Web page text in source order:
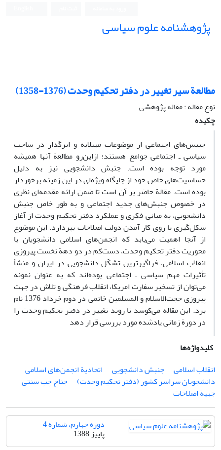
پژوهشنامه علوم سیاسی
مطالعة سیر تغییر در دفتر تحکیم وحدت (1376-1358)
نوع مقاله : مقاله پژوهشی
چکیده
جنبش‌های اجتماعی از موضوعات مبتلابه و اثرگذار در ساحت
سیاسی ـ اجتماعی جوامع هستند؛ ازاین‌رو مطالعة آنها همیشه
مورد توجه بوده است. جنبش دانشجویی نیز به دلیل
حساسیت‌های خاص خود از جایگاه ویژه‌ای در این زمینه برخوردار
بوده است. مقالة حاضر بر آن است تا ضمن ارائه مقدمه‌ای نظری
در خصوص جنبش‌های جدید اجتماعی و به طور خاص جنبش
دانشجویی، به مبانی فکری و عملکرد دفتر تحکیم وحدت از آغاز
شکل‌گیری تا روی کار آمدن دولت اصلاحات بپردازد. این موضوع
از آنجا اهمیت می‌یابد که انجمن‌های اسلامی دانشجویان با
محوریت دفتر تحکیم وحدت، دست‌کم در دو دهة نخست پیروزی
انقلاب اسلامی، فراگیرترین تشکّل دانشجویی در ایران و منشأ
تأثیرات مهم سیاسی ـ اجتماعی بود‌ه‌اند که به عنوان نمونه
می‌توان از تسخیر سفارت امریکا، انقلاب فرهنگی و تلاش در جهت
پیروزی حجت‌الاسلام و المسلمین خاتمی در دوم خرداد 1376 نام
برد. این مقاله می‌کوشد تا روند تغییر در دفتر تحکیم وحدت را
در دورة زمانی یادشده مورد بررسی قرار دهد
کلیدواژه‌ها
انقلاب اسلامی
جنبش دانشجویی
اتحادیة انجمن‌های اسلامی
دانشجویان سراسر کشور (دفتر تحکیم وحدت)
جناح چپ سنتی
جبهة اصلاحات
دوره چهارم، شماره 4
پاییز 1388